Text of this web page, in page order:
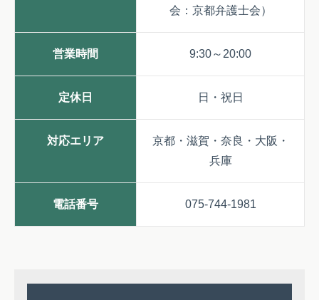
会：京都弁護士会）
営業時間 9:30～20:00
定休日 日・祝日
対応エリア
京都・滋賀・奈良・大阪・
兵庫
電話番号 075-744-1981